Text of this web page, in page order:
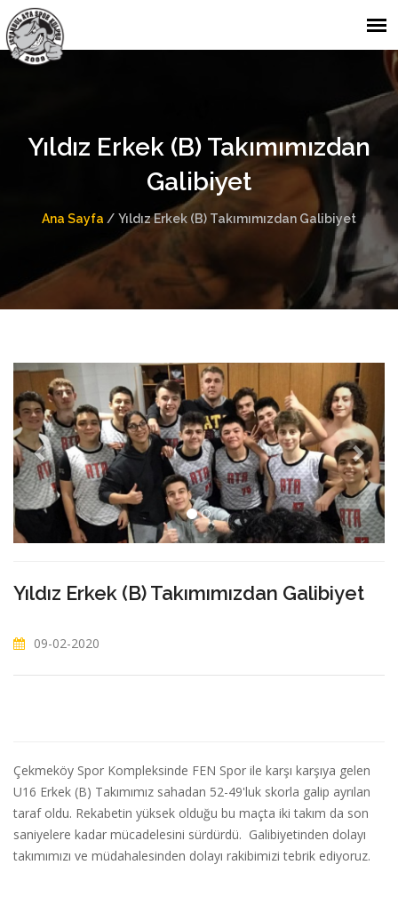
Yıldız Erkek (B) Takımımızdan
Galibiyet
Ana Sayfa / Yıldız Erkek (B) Takımımızdan Galibiyet
Yıldız Erkek (B) Takımımızdan Galibiyet
09-02-2020
Çekmeköy Spor Kompleksinde FEN Spor ile karşı karşıya gelen
U16 Erkek (B) Takımımız sahadan 52-49'luk skorla galip ayrılan
taraf oldu. Rekabetin yüksek olduğu bu maçta iki takım da son
saniyelere kadar mücadelesini sürdürdü. Galibiyetinden dolayı
takımımızı ve müdahalesinden dolayı rakibimizi tebrik ediyoruz.